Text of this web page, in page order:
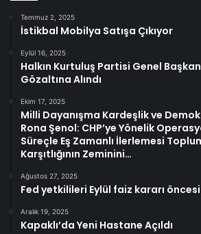
Temmuz 2, 2025
İstikbal Mobilya Satışa Çıkıyor
Eylül 16, 2025
Halkın Kurtuluş Partisi Genel
Gözaltına Alındı
Ekim 17, 2025
Milli Dayanışma Kardeşlik ve
Rona Şenol: CHP’ye Yönelik
Süreçle Eş Zamanlı İlerlemesi
Karşıtlığının Zeminini…
Ağustos 27, 2025
Fed yetkilileri Eylül faiz kararı
Aralık 19, 2025
Kapaklı’da Yeni Hastane Açıldı